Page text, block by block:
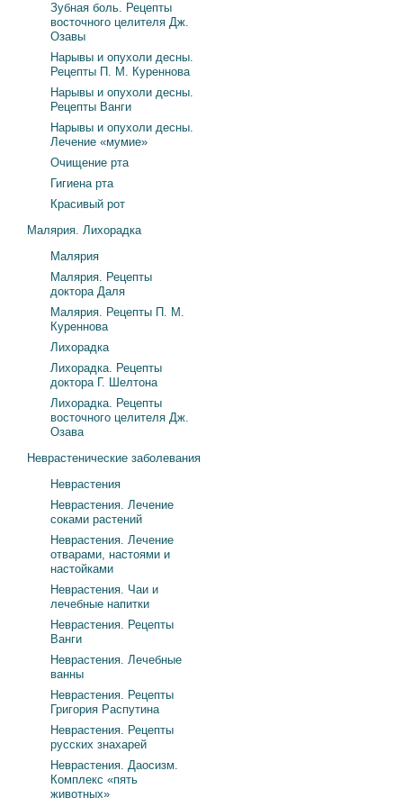
Зубная боль. Рецепты
восточного целителя Дж.
Озавы
Нарывы и опухоли десны.
Рецепты П. М. Куреннова
Нарывы и опухоли десны.
Рецепты Ванги
Нарывы и опухоли десны.
Лечение «мумие»
Очищение рта
Гигиена рта
Красивый рот
Малярия. Лихорадка
Малярия
Малярия. Рецепты
доктора Даля
Малярия. Рецепты П. М.
Куреннова
Лихорадка
Лихорадка. Рецепты
доктора Г. Шелтона
Лихорадка. Рецепты
восточного целителя Дж.
Озава
Неврастенические заболевания
Неврастения
Неврастения. Лечение
соками растений
Неврастения. Лечение
отварами, настоями и
настойками
Неврастения. Чаи и
лечебные напитки
Неврастения. Рецепты
Ванги
Неврастения. Лечебные
ванны
Неврастения. Рецепты
Григория Распутина
Неврастения. Рецепты
русских знахарей
Неврастения. Даосизм.
Комплекс «пять
животных»